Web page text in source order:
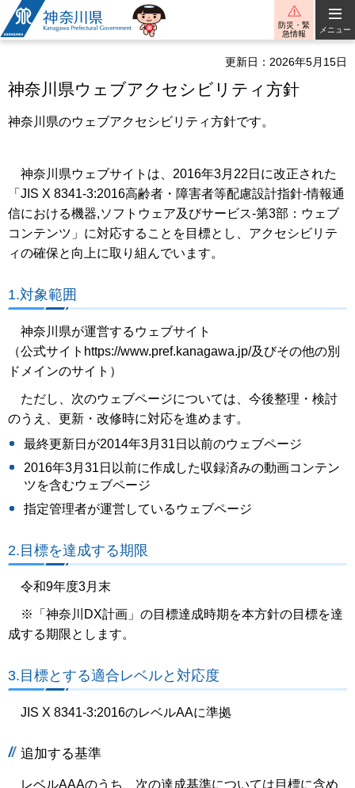
神奈川県
防災・緊
急情報
メニュー
更新日：2026年5月15日
神奈川県ウェブアクセシビリティ方針
神奈川県のウェブアクセシビリティ方針です。
神奈川県ウェブサイトは、2016年3月22日に改正された
「JIS X 8341-3:2016高齢者・障害者等配慮設計指針-情報通
信における機器,ソフトウェア及びサービス-第3部：ウェブ
コンテンツ」に対応することを目標とし、アクセシビリテ
ィの確保と向上に取り組んでいます。
1.対象範囲
神奈川県が運営するウェブサイト
（公式サイトhttps://www.pref.kanagawa.jp/及びその他の別
ドメインのサイト）
ただし、次のウェブページについては、今後整理・検討
のうえ、更新・改修時に対応を進めます。
最終更新日が2014年3月31日以前のウェブページ
2016年3月31日以前に作成した収録済みの動画コンテン
ツを含むウェブページ
指定管理者が運営しているウェブページ
2.目標を達成する期限
令和9年度3月末
※
「神奈川DX計画」の目標達成時期を本方針の目標を達
成する期限とします。
3.目標とする適合レベルと対応度
JIS X 8341-3:2016のレベルAAに準拠
追加する基準
レベルAAAのうち、次の達成基準については目標に含め